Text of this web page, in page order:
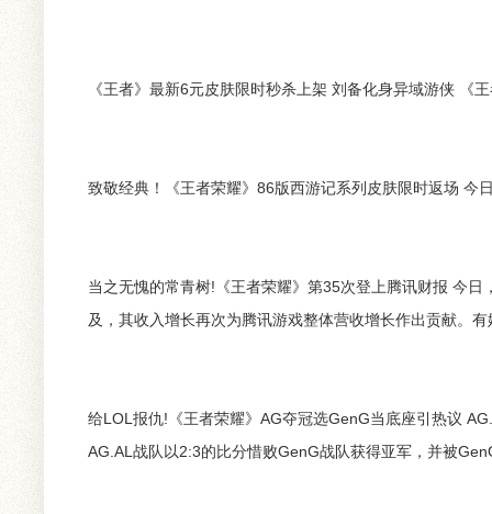
《王者》最新6元皮肤限时秒杀上架 刘备化身异域游侠
致敬经典！《王者荣耀》86版西游记系列皮肤限时返场
当之无愧的常青树!《王者荣耀》第35次登上腾讯财报 今
及，其收入增长再次为腾讯游戏整体营收增长作出贡献。
给LOL报仇!《王者荣耀》AG夺冠选GenG当底座引热议
AG.AL战队以2:3的比分惜败GenG战队获得亚军，并被